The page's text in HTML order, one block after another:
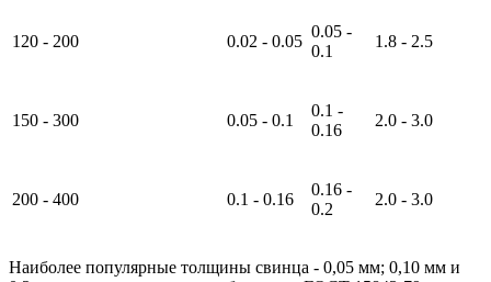
120 - 200 0.02 - 0.05
0.05 -
0.1
1.8 - 2.5
150 - 300 0.05 - 0.1
0.1 -
0.16
2.0 - 3.0
200 - 400 0.1 - 0.16
0.16 -
0.2
2.0 - 3.0
Наиболее популярные толщины свинца - 0,05 мм; 0,10 мм и